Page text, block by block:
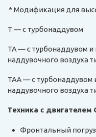
* Модификация для
T — с турбонаддувом
TA — с турбонаддувом
наддувочного воздуха
TAA — с
наддувочного воздуха
Техника с двигателем
Фронтальный